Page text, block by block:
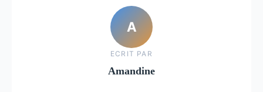
A
ECRIT PAR
Amandine